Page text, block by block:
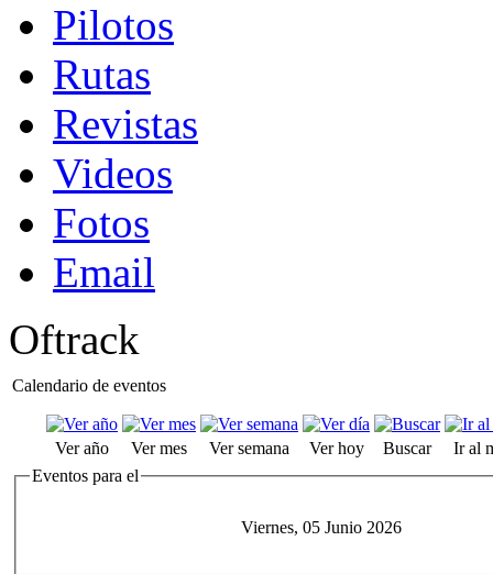
Pilotos
Rutas
Revistas
Videos
Fotos
Email
Oftrack
Calendario de eventos
Ver año Ver mes Ver semana Ver hoy Buscar
Ir al
Eventos para el
Viernes, 05 Junio 2026